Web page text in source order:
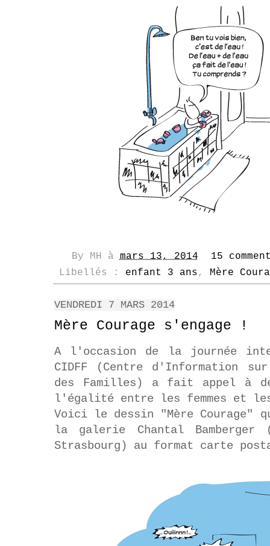
By MH àmars 13, 2014
15
Libellés : enfant 3 ans, Mère
VENDREDI 7 MARS 2014
Mère Courage s'engage !
A l'occasion de la journée
CIDFF (Centre d'Information
des Familles) a fait appel à
l'égalité entre les femmes et
Voici le dessin "Mère Courage"
la galerie Chantal Bamberger
Strasbourg) au format carte